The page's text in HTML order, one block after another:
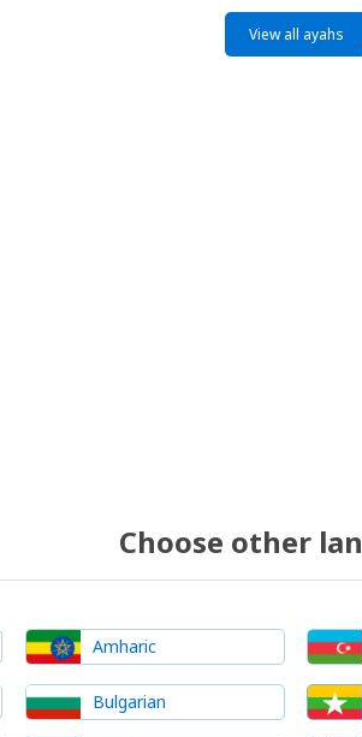
View all ayahs
Choose other
Amharic
Bulgarian